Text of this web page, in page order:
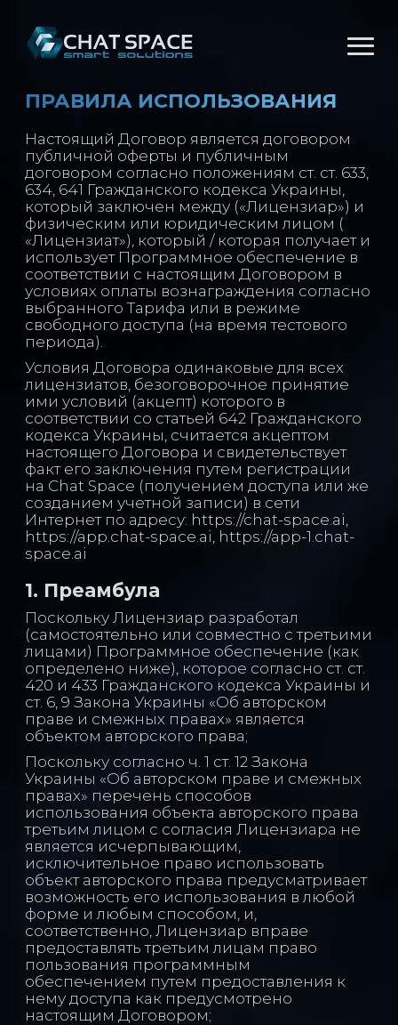
ПРАВИЛА ИСПОЛЬЗОВАНИЯ
Настоящий Договор является договором
публичной оферты и публичным
договором согласно положениям ст. ст. 633,
634, 641 Гражданского кодекса Украины,
который заключен между («Лицензиар») и
физическим или юридическим лицом (
«Лицензиат»), который / которая получает и
использует Программное обеспечение в
соответствии с настоящим Договором в
условиях оплаты вознаграждения согласно
выбранного Тарифа или в режиме
свободного доступа (на время тестового
периода).
Условия Договора одинаковые для всех
лицензиатов, безоговорочное принятие
ими условий (акцепт) которого в
соответствии со статьей 642 Гражданского
кодекса Украины, считается акцептом
настоящего Договора и свидетельствует
факт его заключения путем регистрации
на Chat Space (получением доступа или же
созданием учетной записи) в сети
Интернет по адресу: https://chat-space.ai,
https://app.chat-space.ai, https://app-1.chat-
space.ai
1. Преамбула
Поскольку Лицензиар разработал
(самостоятельно или совместно с третьими
лицами) Программное обеспечение (как
определено ниже), которое согласно ст. ст.
420 и 433 Гражданского кодекса Украины и
ст. 6, 9 Закона Украины «Об авторском
праве и смежных правах» является
объектом авторского права;
Поскольку согласно ч. 1 ст. 12 Закона
Украины «Об авторском праве и смежных
правах» перечень способов
использования объекта авторского права
третьим лицом с согласия Лицензиара не
является исчерпывающим,
исключительное право использовать
объект авторского права предусматривает
возможность его использования в любой
форме и любым способом, и,
соответственно, Лицензиар вправе
предоставлять третьим лицам право
пользования программным
обеспечением путем предоставления к
нему доступа как предусмотрено
настоящим Договором;